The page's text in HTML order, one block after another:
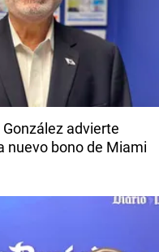
González advierte
nuevo bono de Miami